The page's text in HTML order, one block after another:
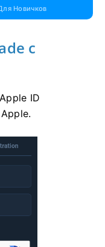
Новичков
с
ID